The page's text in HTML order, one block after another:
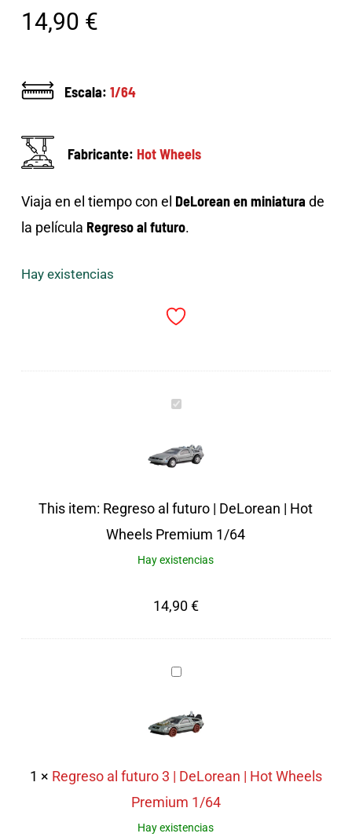
14,90 €
Escala: 1/64
Fabricante: Hot Wheels
Viaja en el tiempo con el DeLorean en miniatura de
la película Regreso al futuro.
Hay existencias
Regreso
futuro
DeLorean
|
Hot
Premium
1/64
This item: Regreso al futuro | DeLorean | Hot
Wheels Premium 1/64
Hay existencias
14,90€
Regreso
futuro
|
DeLorean
|
1 × Regreso al futuro 3 | DeLorean | Hot Wheels
Premium 1/64
Hay existencias